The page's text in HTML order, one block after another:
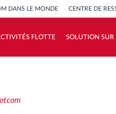
DANS LE MONDE CENTRE DE
FLOTTE SOLUTION SUR